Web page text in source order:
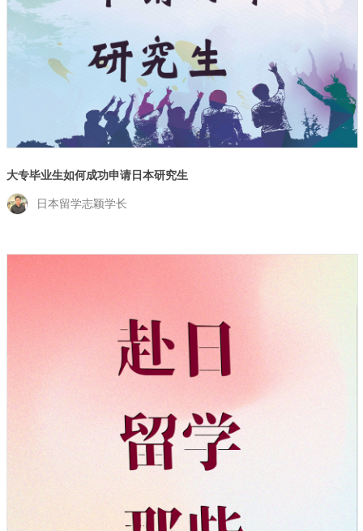
大专毕业生如何成功申请日本研究生
日本留学志颖学长